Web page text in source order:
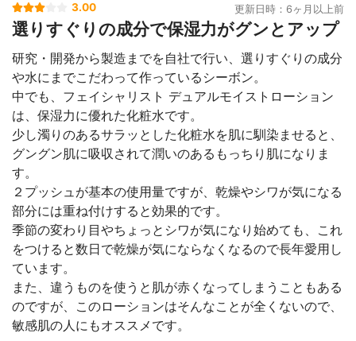
3.00 更新日時：6ヶ月以上前
選りすぐりの成分で保湿力がグンとアップ
研究・開発から製造までを自社で行い、選りすぐりの成分
や水にまでこだわって作っているシーボン。
中でも、フェイシャリスト デュアルモイストローション
は、保湿力に優れた化粧水です。
少し濁りのあるサラッとした化粧水を肌に馴染ませると、
グングン肌に吸収されて潤いのあるもっちり肌になりま
す。
２プッシュが基本の使用量ですが、乾燥やシワが気になる
部分には重ね付けすると効果的です。
季節の変わり目やちょっとシワが気になり始めても、これ
をつけると数日で乾燥が気にならなくなるので長年愛用し
ています。
また、違うものを使うと肌が赤くなってしまうこともある
のですが、このローションはそんなことが全くないので、
敏感肌の人にもオススメです。